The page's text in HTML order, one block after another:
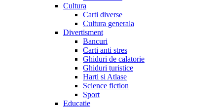
Cultura
Carti diverse
Cultura generala
Divertisment
Bancuri
Carti anti stres
Ghiduri de calatorie
Ghiduri turistice
Harti si Atlase
Science fiction
Sport
Educatie